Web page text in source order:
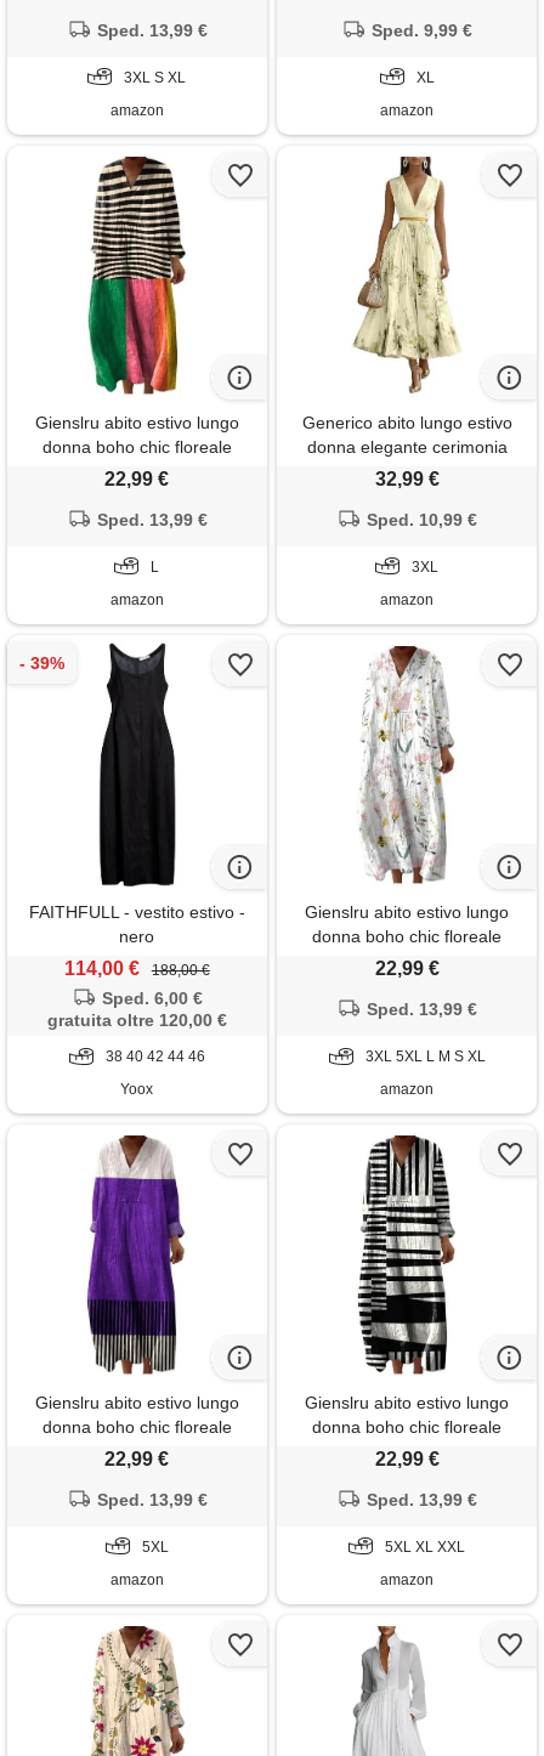
tasche, vestito elegante
estate taglie forti curvy 2026
moda cerimonia
Sped. 13,99 €
3XL S XL
amazon
lunghezza al ginocchio abiti
stampato senza maniche
vestiti estivi a linea a
Sped. 9,99 €
XL
amazon
Gienslru abito estivo lungo
donna boho chic floreale
vintage, scollo a v maniche
tasche, vestito elegante
estate taglie forti curvy 2026
moda cerimonia
22,99 €
Sped. 13,99 €
L
amazon
Generico abito lungo estivo
donna elegante cerimonia
vestito matrimonio invitata
scollo a v sexy maxi taglie forti
spiaggia vacanza moda 2026
(a16,3xl)
32,99 €
Sped. 10,99 €
3XL
amazon
FAITHFULL - vestito estivo -
nero
114,00 € 188,00 €
Sped. 6,00 €
gratuita oltre 120,00 €
38 40 42 44 46
Yoox
Gienslru abito estivo lungo
donna boho chic floreale
vintage, scollo a v maniche
tasche, vestito elegante
estate taglie forti curvy 2026
moda cerimonia
22,99 €
Sped. 13,99 €
3XL 5XL L M S XL
amazon
Gienslru abito estivo lungo
donna boho chic floreale
vintage, scollo a v maniche
tasche, vestito elegante
estate taglie forti curvy 2026
moda cerimonia
22,99 €
Sped. 13,99 €
5XL
amazon
Gienslru abito estivo lungo
donna boho chic floreale
vintage, scollo a v maniche
tasche, vestito elegante
estate taglie forti curvy 2026
moda cerimonia
22,99 €
Sped. 13,99 €
5XL XL XXL
amazon